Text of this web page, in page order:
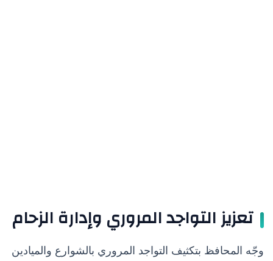
تعزيز التواجد المروري وإدارة الزحام
وجّه المحافظ بتكثيف التواجد المروري بالشوارع والميادين